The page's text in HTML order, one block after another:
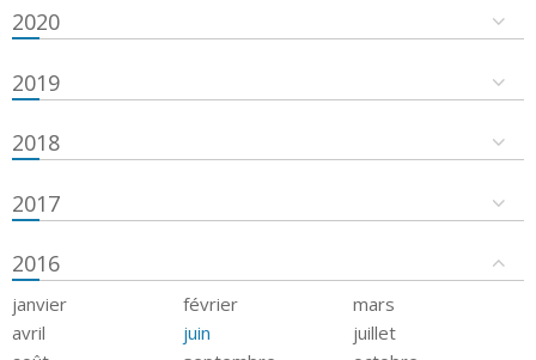
2020
2019
2018
2017
2016
janvier février
mars
avril
juin
juillet